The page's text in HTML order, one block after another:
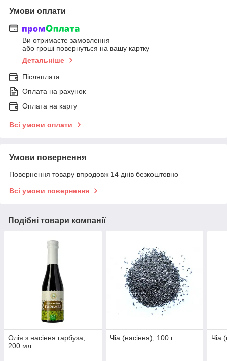
Умови оплати
Ви отримаєте замовлення
або гроші повернуться на вашу картку
Детальніше
Післяплата
Оплата на рахунок
Оплата на карту
Всі умови оплати
Умови повернення
Повернення товару впродовж 14 днів безкоштовно
Всі умови повернення
Подібні товари компанії
Олія з насіння гарбуза,
200 мл
Чіа (насіння), 100 г Чіа